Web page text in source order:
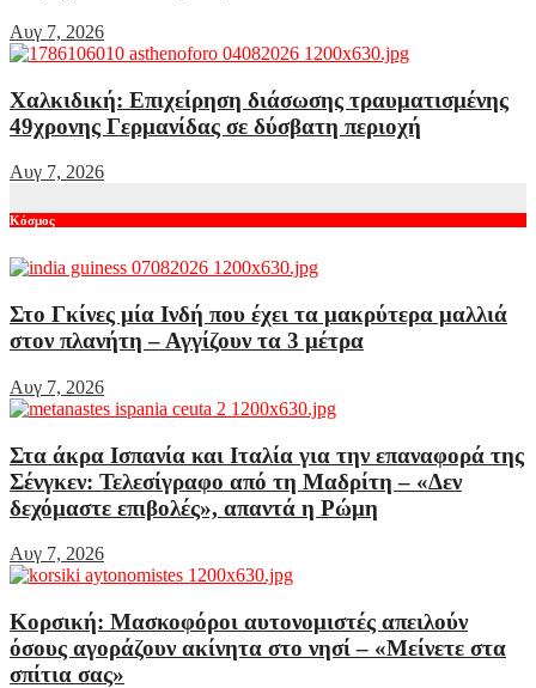
Αυγ 7, 2026
Χαλκιδική: Επιχείρηση διάσωσης τραυματισμένης
49χρονης Γερμανίδας σε δύσβατη περιοχή
Αυγ 7, 2026
Κόσμος
Στο Γκίνες μία Ινδή που έχει τα μακρύτερα μαλλιά
στον πλανήτη – Αγγίζουν τα 3 μέτρα
Αυγ 7, 2026
Στα άκρα Ισπανία και Ιταλία για την επαναφορά της
Σένγκεν: Τελεσίγραφο από τη Μαδρίτη – «Δεν
δεχόμαστε επιβολές», απαντά η Ρώμη
Αυγ 7, 2026
Κορσική: Μασκοφόροι αυτονομιστές απειλούν
όσους αγοράζουν ακίνητα στο νησί – «Μείνετε στα
σπίτια σας»